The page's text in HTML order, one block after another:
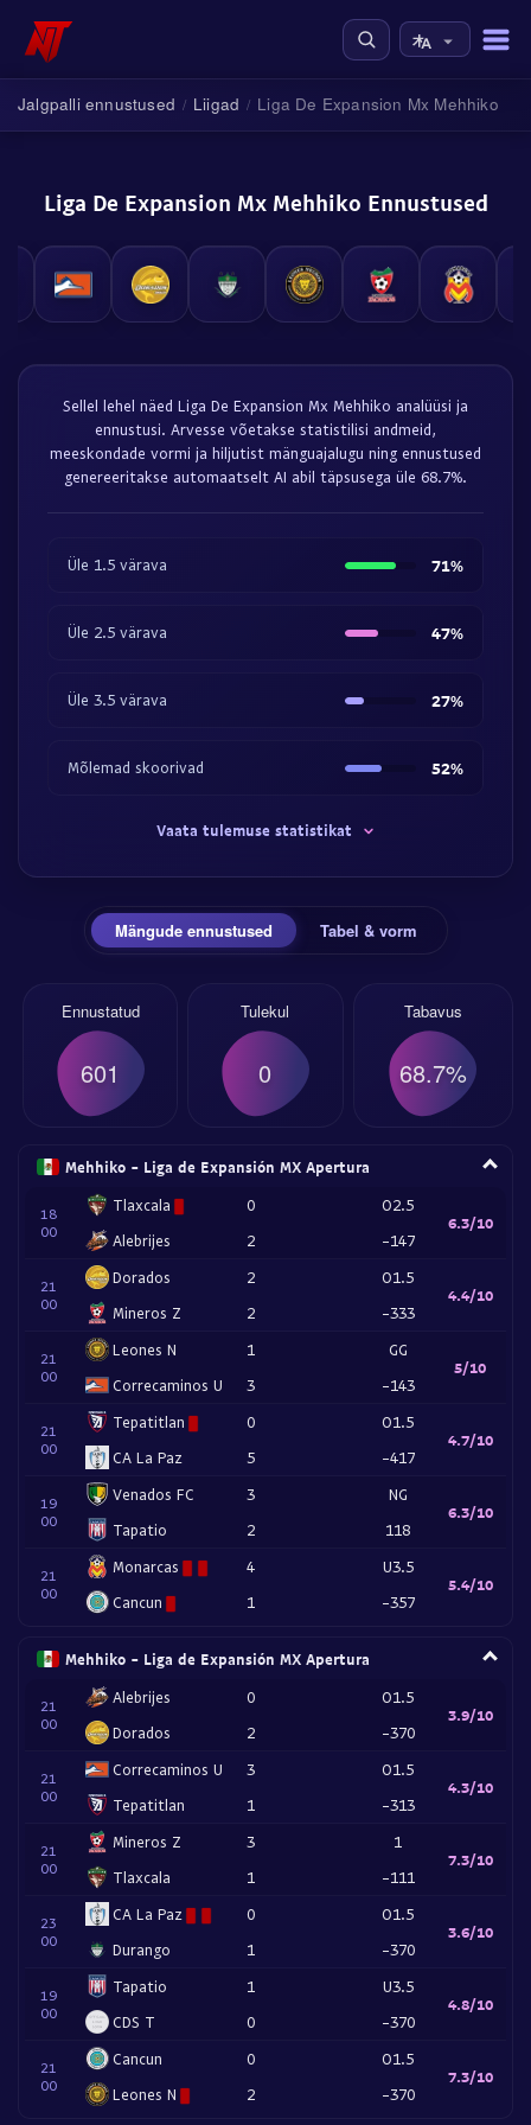
Jalgpalli ennustused / Liigad / Liga De Expansion Mx Mehhiko
Liga De Expansion Mx Mehhiko Ennustused
Sellel lehel näed Liga De Expansion Mx Mehhiko analüüsi ja
ennustusi. Arvesse võetakse statistilisi andmeid,
meeskondade vormi ja hiljutist mänguajalugu ning ennustused
genereeritakse automaatselt AI abil täpsusega üle 68.7%.
Üle 1.5 värava 71%
Üle 2.5 värava 47%
Üle 3.5 värava 27%
Mõlemad skoorivad 52%
Vaata tulemuse statistikat
Mängude ennustused Tabel & vorm
Ennustatud
601
Tulekul
0
Tabavus
68.7%
Mehhiko - Liga de Expansión MX Apertura
18
00
Tlaxcala
Alebrijes
0
2
O2.5
-147
6.3/10
21
00
Dorados
Mineros Z
2
2
O1.5
-333
4.4/10
21
00
Leones N
Correcaminos U
1
3
GG
-143
5/10
21
00
Tepatitlan
CA La Paz
0
5
O1.5
-417
4.7/10
19
00
Venados FC
Tapatio
3
2
NG
118
6.3/10
21
00
Monarcas
Cancun
4
1
U3.5
-357
5.4/10
Mehhiko - Liga de Expansión MX Apertura
21
00
Alebrijes
Dorados
0
2
O1.5
-370
3.9/10
21
00
Correcaminos U
Tepatitlan
3
1
O1.5
-313
4.3/10
21
00
Mineros Z
Tlaxcala
3
1
1
-111
7.3/10
23
00
CA La Paz
Durango
0
1
O1.5
-370
3.6/10
19
00
Tapatio
CDS T
1
0
U3.5
-370
4.8/10
21
00
Cancun
Leones N
0
2
O1.5
-370
7.3/10